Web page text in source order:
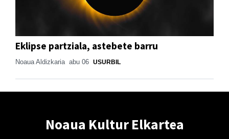
Eklipse partziala, astebete barru
Noaua Aldizkaria abu 06 USURBIL
Noaua Kultur Elkartea